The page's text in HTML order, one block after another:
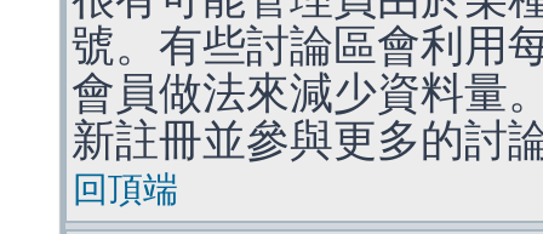
號。有些討論區會利用
會員做法來減少資料量
新註冊並參與更多的討
回頂端